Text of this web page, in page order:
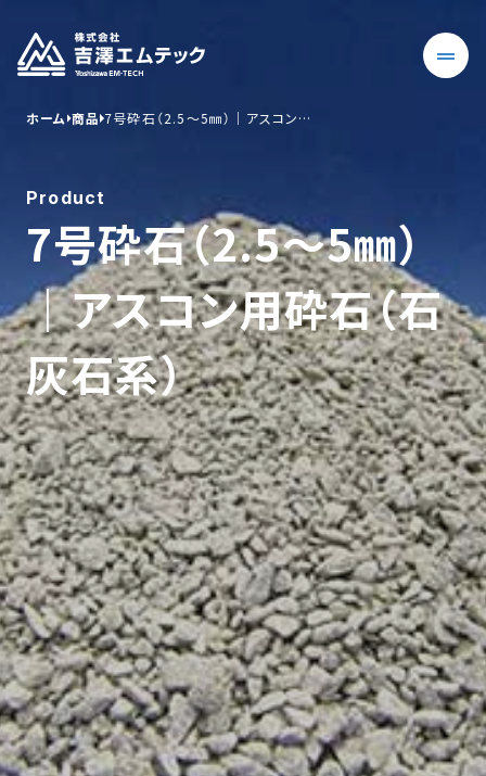
Product
7号砕石（2.5〜5㎜）
｜アスコン用砕石（石
灰石系）
ホーム 商品 7号砕石（2.5〜5㎜）｜アスコン…